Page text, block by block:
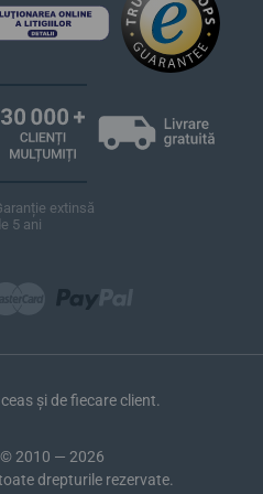
extinsă
5 ani
și de fiecare client.
2010 — 2026
drepturile rezervate.